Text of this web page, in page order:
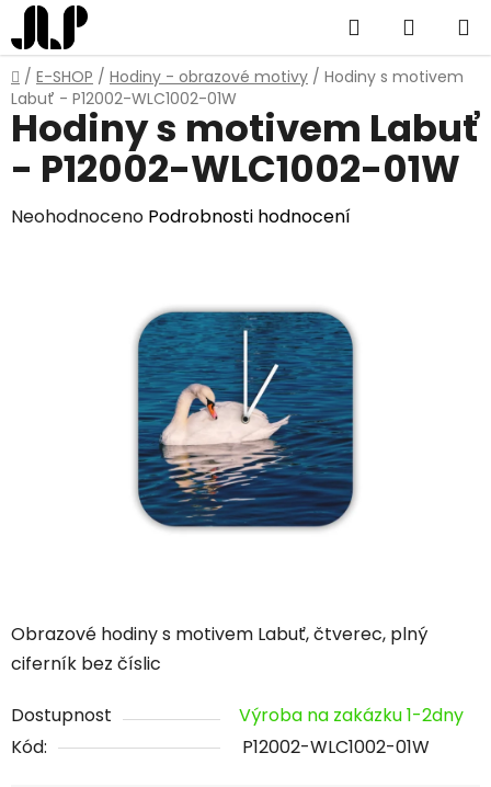
Přejít
na
obsah
Hledat
KOŠÍK
Domů
/ E-SHOP / Hodiny - obrazové motivy / Hodiny s motivem
Labuť - P12002-WLC1002-01W
Obrazové hodiny s motivem Labuť, čtverec, plný
ciferník bez číslic
Dostupnost
Výroba na zakázku 1-2dny
Kód:
P12002-WLC1002-01W
Hodiny s motivem Labuť
- P12002-WLC1002-01W
Průměrné
Neohodnoceno Podrobnosti hodnocení